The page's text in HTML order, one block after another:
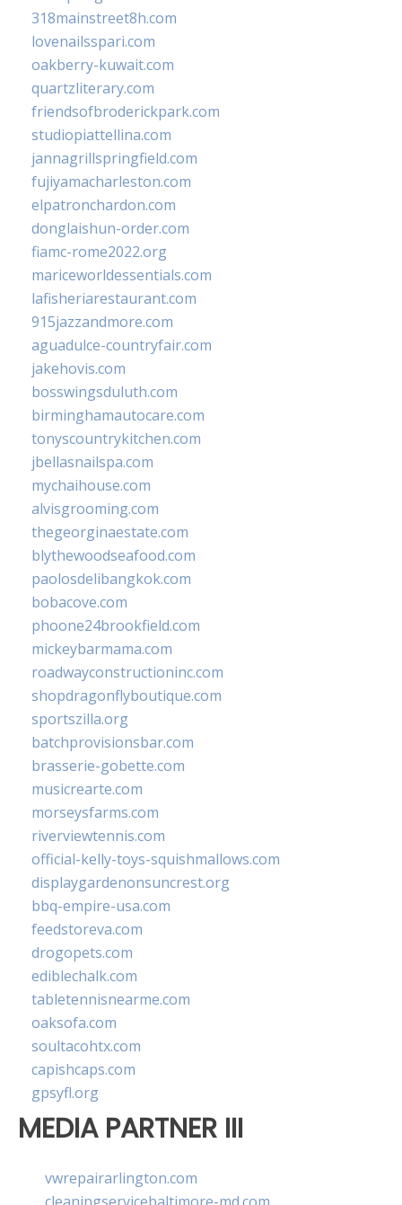
318mainstreet8h.com
lovenailsspari.com
oakberry-kuwait.com
quartzliterary.com
friendsofbroderickpark.com
studiopiattellina.com
jannagrillspringfield.com
fujiyamacharleston.com
elpatronchardon.com
donglaishun-order.com
fiamc-rome2022.org
mariceworldessentials.com
lafisheriarestaurant.com
915jazzandmore.com
aguadulce-countryfair.com
jakehovis.com
bosswingsduluth.com
birminghamautocare.com
tonyscountrykitchen.com
jbellasnailspa.com
mychaihouse.com
alvisgrooming.com
thegeorginaestate.com
blythewoodseafood.com
paolosdelibangkok.com
bobacove.com
phoone24brookfield.com
mickeybarmama.com
roadwayconstructioninc.com
shopdragonflyboutique.com
sportszilla.org
batchprovisionsbar.com
brasserie-gobette.com
musicrearte.com
morseysfarms.com
riverviewtennis.com
official-kelly-toys-squishmallows.com
displaygardenonsuncrest.org
bbq-empire-usa.com
feedstoreva.com
drogopets.com
ediblechalk.com
tabletennisnearme.com
oaksofa.com
soultacohtx.com
capishcaps.com
gpsyfl.org
MEDIA PARTNER III
vwrepairarlington.com